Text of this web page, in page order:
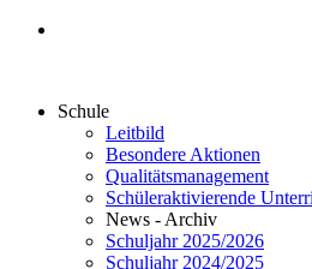
Schule
Leitbild
Besondere Aktionen
Qualitätsmanagement
Schüleraktivierende
News - Archiv
Schuljahr 2025/2026
Schuljahr 2024/2025